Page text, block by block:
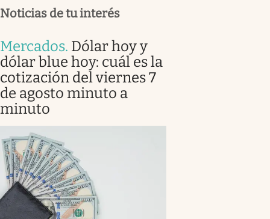
Noticias de tu interés
Mercados. Dólar hoy y
dólar blue hoy: cuál es la
cotización del viernes 7
de agosto minuto a
minuto